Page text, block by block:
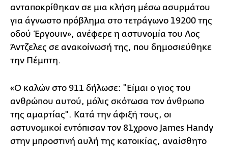
ανταποκρίθηκαν σε μια κλήση μέσω ασυρμάτου
για άγνωστο πρόβλημα στο τετράγωνο 19200 της
οδού Έργουιν», ανέφερε η αστυνομία του Λος
Άντζελες σε ανακοίνωσή της, που δημοσιεύθηκε
την Πέμπτη.
«Ο καλών στο 911 δήλωσε: "Είμαι ο γιος του
ανθρώπου αυτού, μόλις σκότωσα τον άνθρωπο
της αμαρτίας". Κατά την άφιξή τους, οι
αστυνομικοί εντόπισαν τον 81χρονο James Handy
στην μπροστινή αυλή της κατοικίας, αναίσθητο